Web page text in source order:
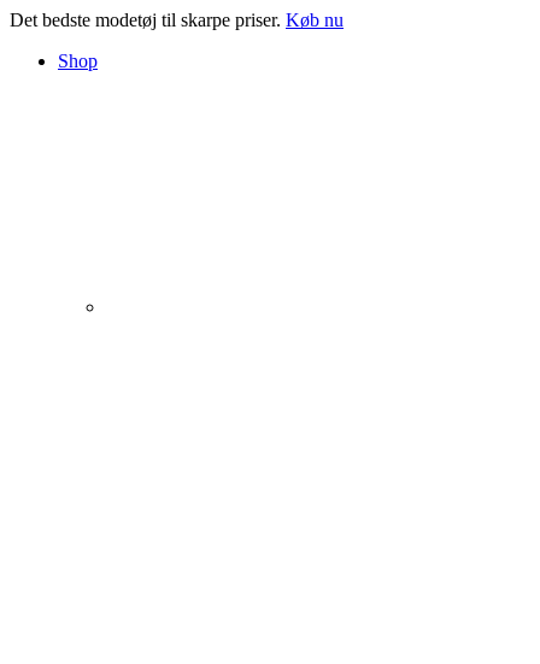
Det bedste modetøj til skarpe priser. Køb nu
Shop